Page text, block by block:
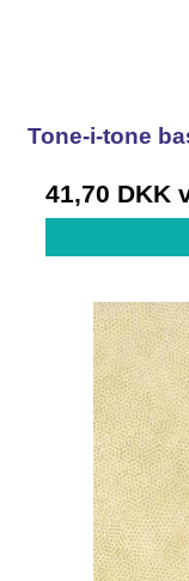
Tone-i-tone
41,70 DKK